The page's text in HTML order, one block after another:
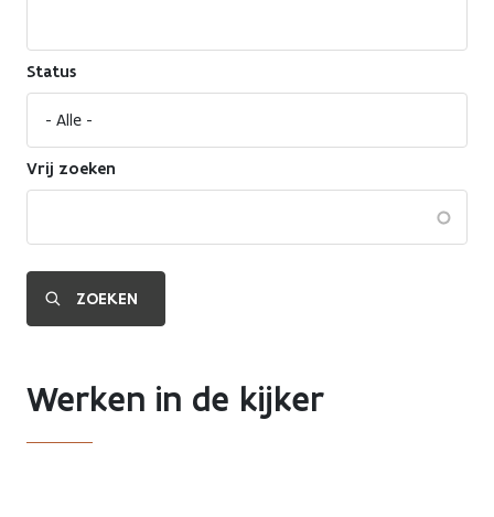
Werken in de kijker
Status
Vrij zoeken